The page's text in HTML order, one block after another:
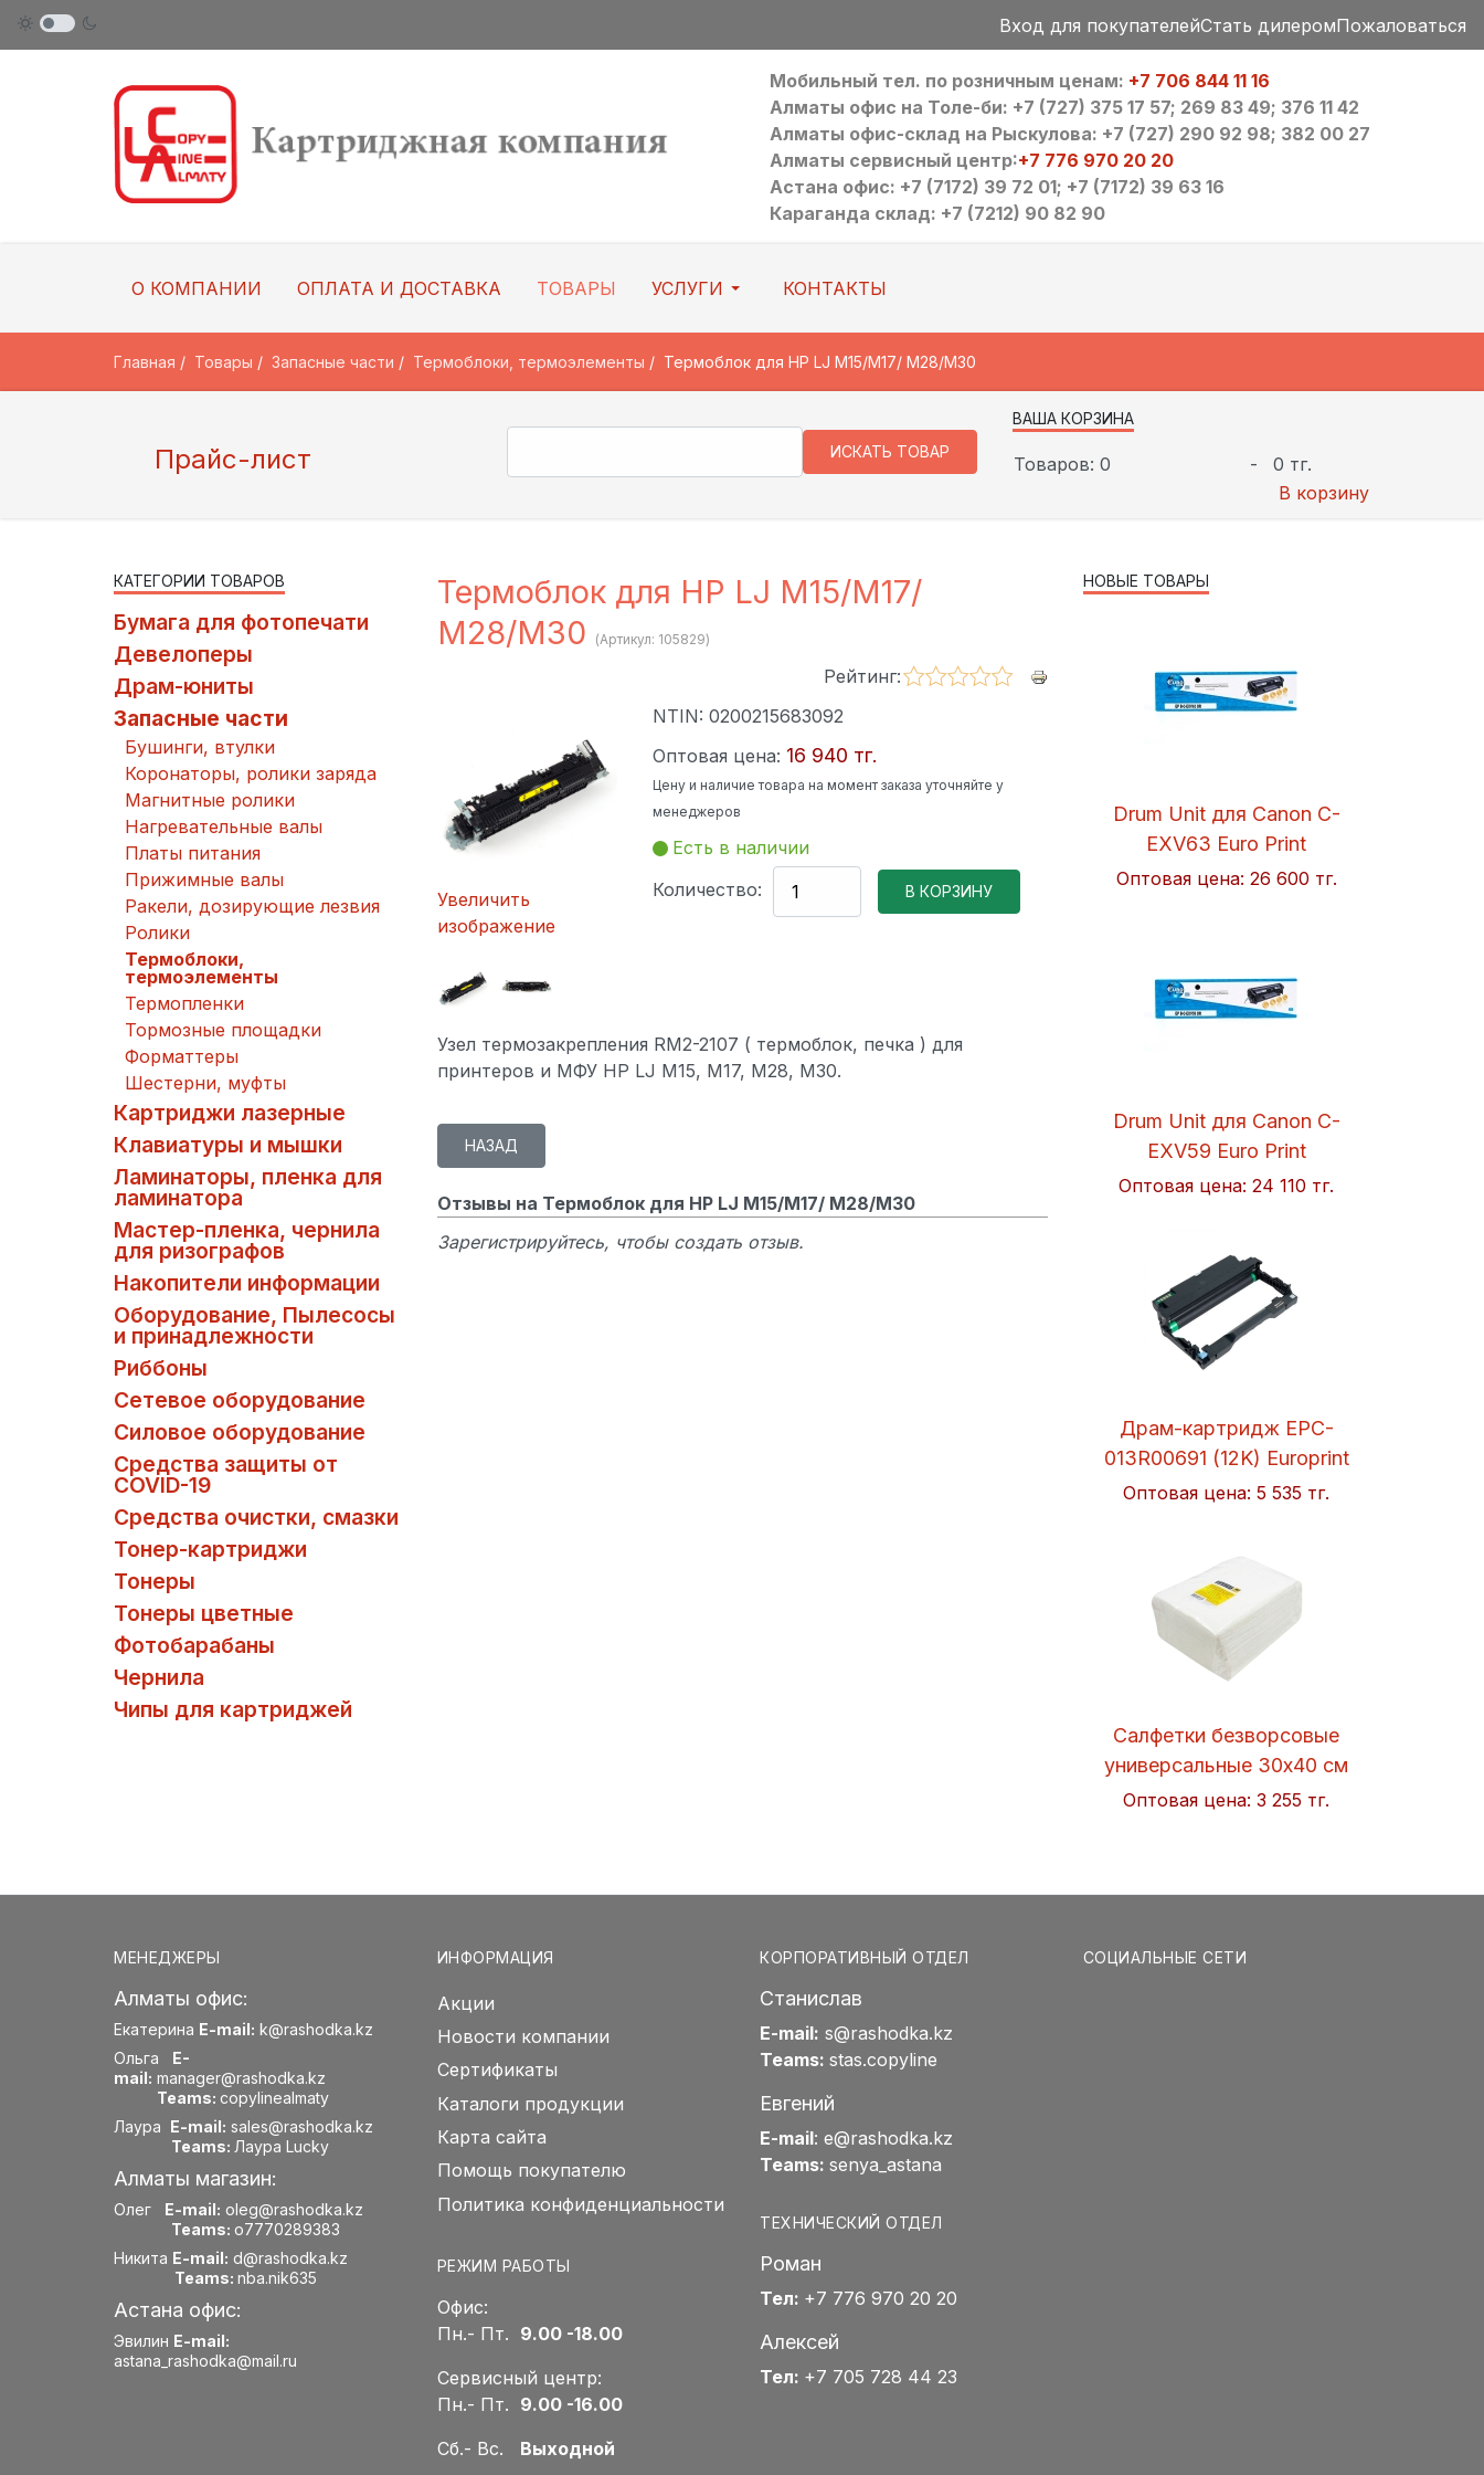
Вход для покупателейСтать дилеромПожаловаться
Мобильный тел. по розничным ценам: +7 706 844 11 16
Алматы офис на Толе-би: +7 (727) 375 17 57; 269 83 49; 376 11 42
Алматы офис-склад на Рыскулова: +7 (727) 290 92 98; 382 00 27
Алматы сервисный центр:+7 776 970 20 20
Астана офис: +7 (7172) 39 72 01; +7 (7172) 39 63 16
Караганда склад: +7 (7212) 90 82 90
О КОМПАНИИ ОПЛАТА И ДОСТАВКА ТОВАРЫ УСЛУГИ КОНТАКТЫ
Главная Товары Запасные части Термоблоки, термоэлементы Термоблок для HP LJ M15/M17/ M28/M30
Прайс-лист
ВАША КОРЗИНА
Товаров: 0 -
0 тг.
В корзину
Термоблок для HP LJ M15/M17/
M28/M30
(Артикул: 105829)
Рейтинг:
Увеличить
изображение
NTIN: 0200215683092
Оптовая цена: 16 940 тг.
Цену и наличие товара на момент заказа уточняйте у
менеджеров
Есть в наличии
Количество:
Узел термозакрепления RM2-2107 ( термоблок, печка ) для
принтеров и МФУ HP LJ M15, M17, M28, M30.
Отзывы на Термоблок для HP LJ M15/M17/ M28/M30
Зарегистрируйтесь, чтобы создать отзыв.
КАТЕГОРИИ ТОВАРОВ
Бумага для фотопечати
Девелоперы
Драм-юниты
Запасные части
Бушинги, втулки
Коронаторы, ролики заряда
Магнитные ролики
Нагревательные валы
Платы питания
Прижимные валы
Ракели, дозирующие лезвия
Ролики
Термоблоки,
термоэлементы
Термопленки
Тормозные площадки
Форматтеры
Шестерни, муфты
Картриджи лазерные
Клавиатуры и мышки
Ламинаторы, пленка для
ламинатора
Мастер-пленка, чернила
для ризографов
Накопители информации
Оборудование, Пылесосы
и принадлежности
Риббоны
Сетевое оборудование
Силовое оборудование
Средства защиты от
COVID-19
Средства очистки, смазки
Тонер-картриджи
Тонеры
Тонеры цветные
Фотобарабаны
Чернила
Чипы для картриджей
НОВЫЕ ТОВАРЫ
Drum Unit для Canon C-
EXV63 Euro Print
Оптовая цена: 26 600 тг.
Drum Unit для Canon C-
EXV59 Euro Print
Оптовая цена:24 110 тг.
Драм-картридж EPC-
013R00691 (12K) Europrint
Оптовая цена:5 535 тг.
Салфетки безворсовые
универсальные 30x40 см
Soft 50шт/упак. Hi-BLACK
Оптовая цена:3 255 тг.
МЕНЕДЖЕРЫ
Алматы офис:
Екатерина E-mail: k@rashodka.kz
Ольга E-
mail: manager@rashodka.kz
Teams: copylinealmaty
Лаура E-mail: sales@rashodka.kz
Teams: Лаура Lucky
Алматы магазин:
Олег E-mail: oleg@rashodka.kz
Teams: o7770289383
Никита E-mail: d@rashodka.kz
Teams: nba.nik635
Астана офис:
Эвилин E-mail:
astana_rashodka@mail.ru
ИНФОРМАЦИЯ
Акции
Новости компании
Сертификаты
Каталоги продукции
Карта сайта
Помощь покупателю
Политика конфиденциальности
РЕЖИМ РАБОТЫ
Офис:
Пн.- Пт. 9.00 -18.00
Сервисный центр:
Пн.- Пт. 9.00 -16.00
Сб.- Вс. Выходной
КОРПОРАТИВНЫЙ ОТДЕЛ
Станислав
E-mail: s@rashodka.kz
Teams: stas.copyline
Евгений
E-mail: e@rashodka.kz
Teams: senya_astana
ТЕХНИЧЕСКИЙ ОТДЕЛ
Роман
Тел: +7 776 970 20 20
Алексей
Тел: +7 705 728 44 23
СОЦИАЛЬНЫЕ СЕТИ